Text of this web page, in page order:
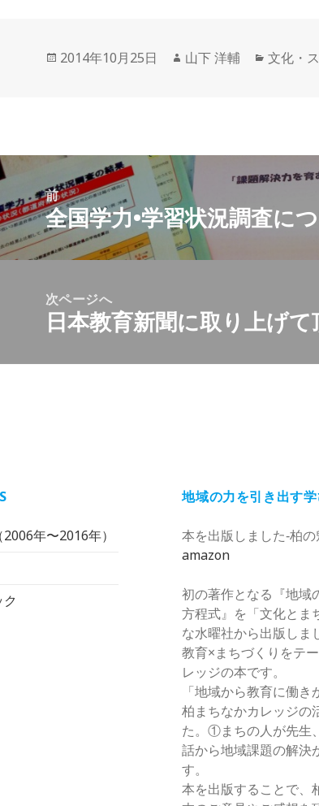
投
2014年10月25日
作
山下 洋輔
カ
文化・
前
前
の
投
稿:
全国学力•学習状況調査に
次ページへ
次
投
日本教育新聞に取り上げ
年〜2016年）
地域の力を引き出す
本を出版しました‐柏
amazon
初の著作となる『地域
方程式』を「文化とま
な水曜社から出版しま
教育×まちづくりをテ
レッジの本です。
「地域から教育に働き
柏まちなかカレッジの
た。①まちの人が先
話から地域課題の解決
す。
本を出版することで、